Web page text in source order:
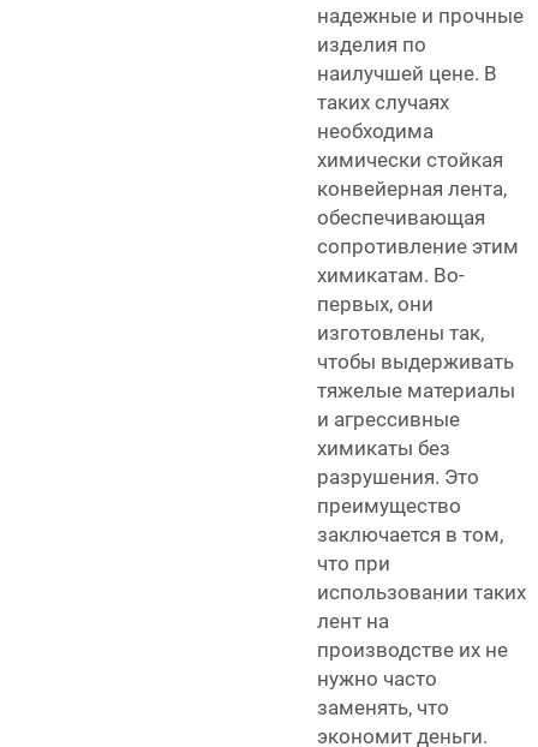
надежные и прочные
изделия по
наилучшей цене. В
таких случаях
необходима
химически стойкая
конвейерная лента,
обеспечивающая
сопротивление этим
химикатам. Во-
первых, они
изготовлены так,
чтобы выдерживать
тяжелые материалы
и агрессивные
химикаты без
разрушения. Это
преимущество
заключается в том,
что при
использовании таких
лент на
производстве их не
нужно часто
заменять, что
экономит деньги.